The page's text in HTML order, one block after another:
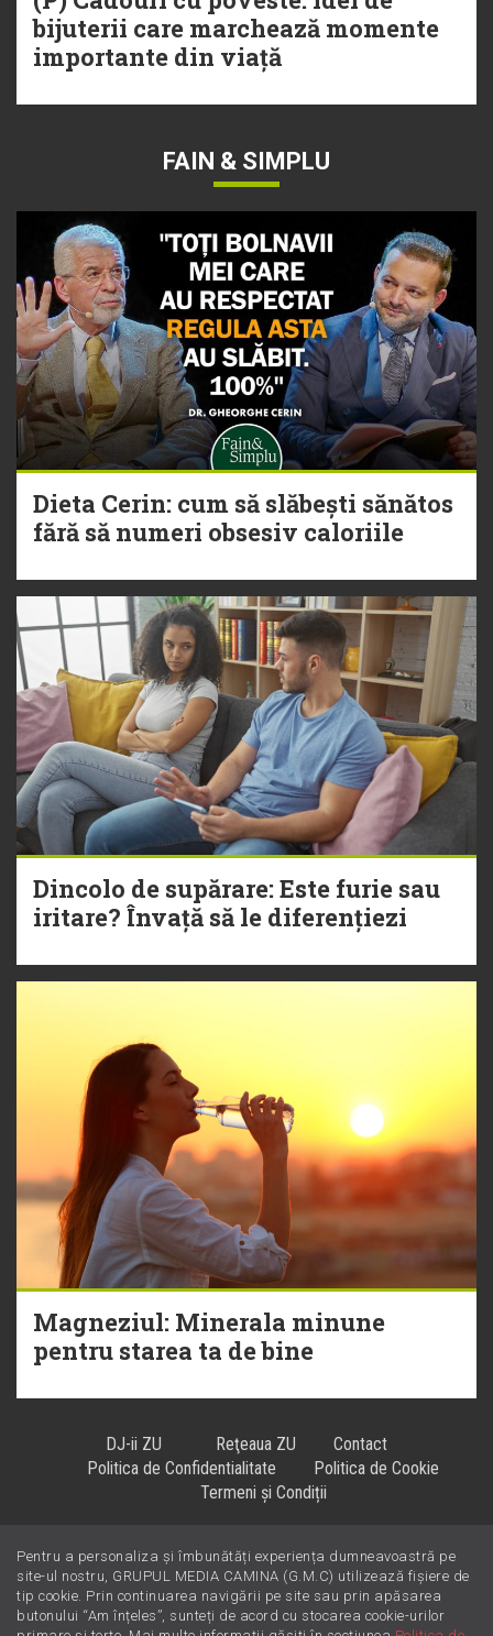
bijuterii care marchează momente
importante din viață
FAIN & SIMPLU
Dieta Cerin: cum să slăbești sănătos
fără să numeri obsesiv caloriile
Dincolo de supărare: Este furie sau
iritare? Învață să le diferențiezi
Magneziul: Minerala minune
pentru starea ta de bine
DJ-ii ZU Reţeaua ZU
Contact
Politica de Confidentialitate
Politica de Cookie
Termeni și Condiții
Hiturile se ascultă la !
Pentru a personaliza și îmbunătăți experiența dumneavoastră pe
site-ul nostru, GRUPUL MEDIA CAMINA (G.M.C) utilizează fișiere de
tip cookie. Prin continuarea navigării pe site sau prin apăsarea
butonului “Am înțeles”, sunteți de acord cu stocarea cookie-urilor